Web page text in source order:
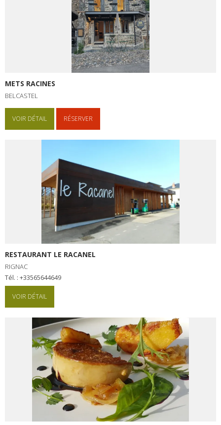
METS RACINES
BELCASTEL
VOIR DÉTAIL RÉSERVER
RESTAURANT LE RACANEL
RIGNAC
Tél. : +33565644649
VOIR DÉTAIL